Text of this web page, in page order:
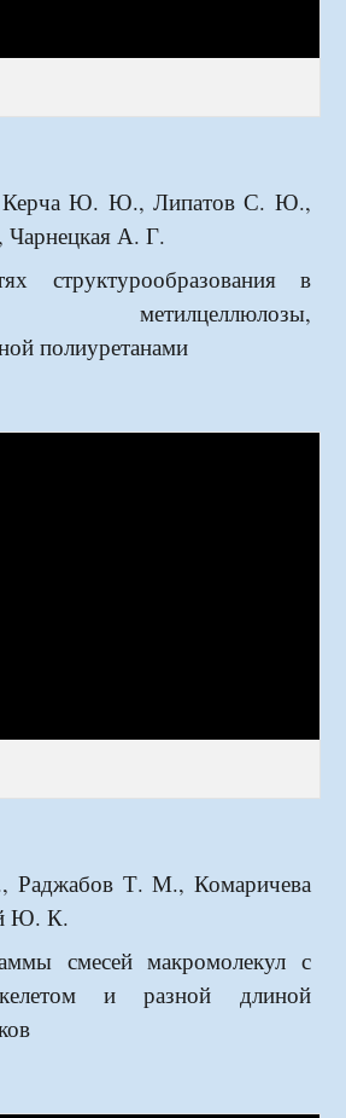
Керча Ю. Ю., Липатов С. Ю.,
А. Г.
структурообразования в
метилцеллюлозы,
полиуретанами
Т. М., Комаричева
Ю. К.
смесей макромолекул с
и разной длиной